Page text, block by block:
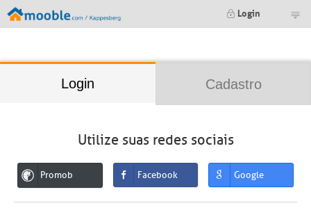
Login
Login Cadastro
Utilize suas redes sociais
Promob Facebook Google